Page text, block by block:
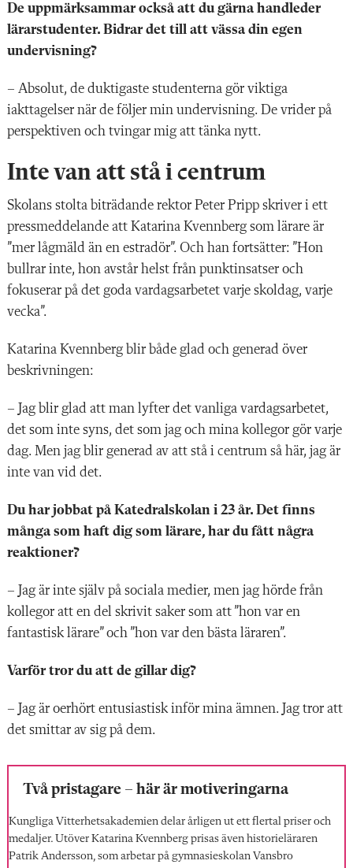
De uppmärksammar också att du gärna handleder
lärarstudenter. Bidrar det till att vässa din egen
undervisning?
– Absolut, de duktigaste studenterna gör viktiga
iakttagelser när de följer min undervisning. De vrider på
perspektiven och tvingar mig att tänka nytt.
Inte van att stå i centrum
Skolans stolta biträdande rektor Peter Pripp skriver i ett
pressmeddelande att Katarina Kvennberg som lärare är
”mer lågmäld än en estradör”. Och han fortsätter: ”Hon
bullrar inte, hon avstår helst från punktinsatser och
fokuserar på det goda vardagsarbetet varje skoldag, varje
vecka”.
Katarina Kvennberg blir både glad och generad över
beskrivningen:
– Jag blir glad att man lyfter det vanliga vardagsarbetet,
det som inte syns, det som jag och mina kollegor gör varje
dag. Men jag blir generad av att stå i centrum så här, jag är
inte van vid det.
Du har jobbat på Katedralskolan i 23 år. Det finns
många som haft dig som lärare, har du fått några
reaktioner?
– Jag är inte själv på sociala medier, men jag hörde från
kollegor att en del skrivit saker som att ”hon var en
fantastisk lärare” och ”hon var den bästa läraren”.
Varför tror du att de gillar dig?
– Jag är oerhört entusiastisk inför mina ämnen. Jag tror att
det smittar av sig på dem.
Två pristagare – här är motiveringarna
Kungliga Vitterhetsakademien delar årligen ut ett flertal priser och
medaljer. Utöver Katarina Kvennberg prisas även historieläraren
Patrik Andersson, som arbetar på gymnasieskolan Vansbro